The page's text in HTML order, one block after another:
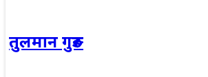
तुलमान गुरुङ